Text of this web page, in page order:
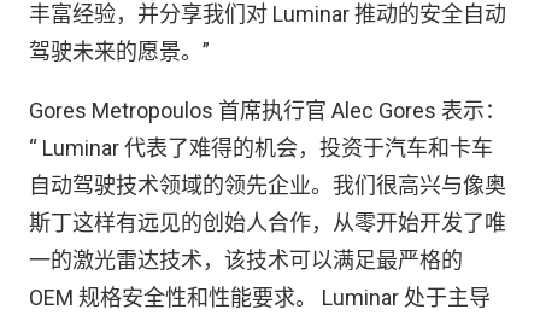
丰富经验，并分享我们对 Luminar 推动的安全自动
驾驶未来的愿景。”
Gores Metropoulos 首席执行官 Alec Gores 表示：
“ Luminar 代表了难得的机会，投资于汽车和卡车
自动驾驶技术领域的领先企业。我们很高兴与像奥
斯丁这样有远见的创始人合作，从零开始开发了唯
一的激光雷达技术，该技术可以满足最严格的
OEM 规格安全性和性能要求。 Luminar 处于主导